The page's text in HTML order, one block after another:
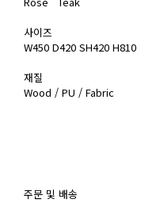
사이즈
W450 D420 SH420 H810
재질
Wood / PU / Fabric
주문 및 배송